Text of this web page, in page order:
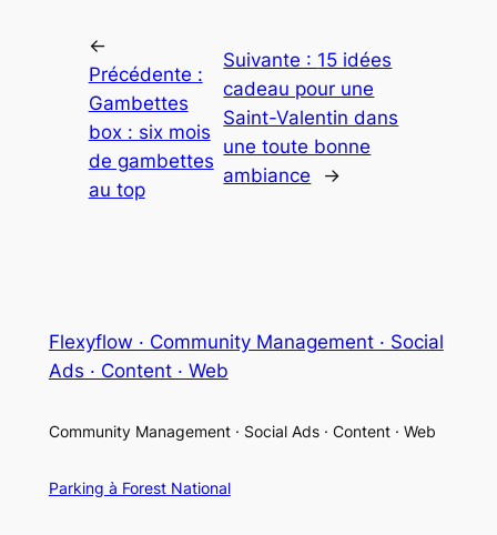
←
Précédente :
Gambettes
box : six mois
de gambettes
au top
Suivante : 15 idées
cadeau pour une
Saint-Valentin dans
une toute bonne
ambiance
→
Flexyflow · Community Management · Social
Ads · Content · Web
Community Management · Social Ads · Content · Web
Parking à Forest National